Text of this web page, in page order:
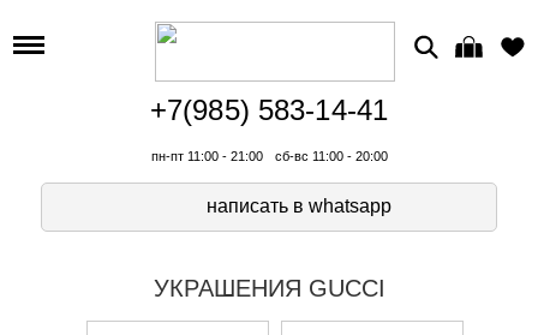
+7(985) 583-14-41
пн-пт 11:00 - 21:00 сб-вс 11:00 - 20:00
написать в whatsapp
УКРАШЕНИЯ GUCCI